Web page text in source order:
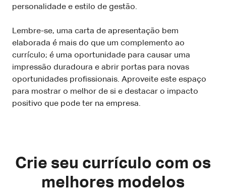
personalidade e estilo de gestão.
Lembre-se, uma carta de apresentação bem
elaborada é mais do que um complemento ao
currículo; é uma oportunidade para causar uma
impressão duradoura e abrir portas para novas
oportunidades profissionais. Aproveite este espaço
para mostrar o melhor de si e destacar o impacto
positivo que pode ter na empresa.
Crie seu currículo com os
melhores modelos